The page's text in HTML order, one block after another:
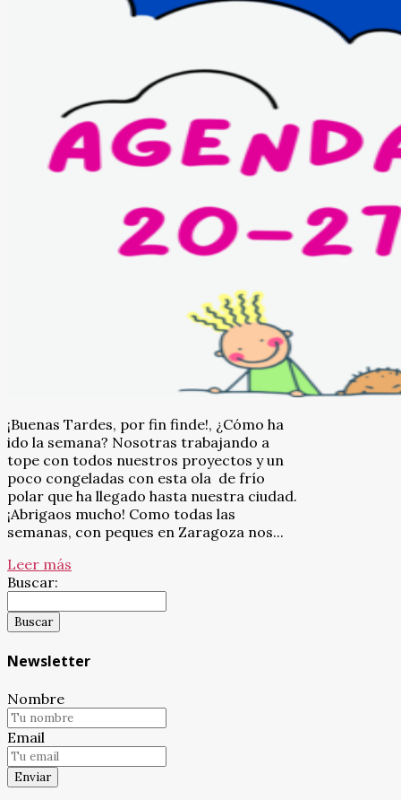
¡Buenas Tardes, por fin finde!, ¿Cómo ha
ido la semana? Nosotras trabajando a
tope con todos nuestros proyectos y un
poco congeladas con esta ola de frío
polar que ha llegado hasta nuestra ciudad.
¡Abrigaos mucho! Como todas las
semanas, con peques en Zaragoza nos...
Leer más
Buscar:
Newsletter
Nombre
Email